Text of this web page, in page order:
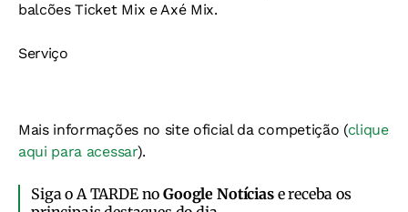
balcões Ticket Mix e Axé Mix.
Serviço
Mais informações no site oficial da competição (clique
aqui para acessar).
Siga o A TARDE noGoogle Notíciase receba os